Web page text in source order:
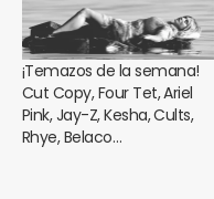
¡Temazos de la semana!
Cut Copy, Four Tet, Ariel
Pink, Jay-Z, Kesha, Cults,
Rhye, Belaco…